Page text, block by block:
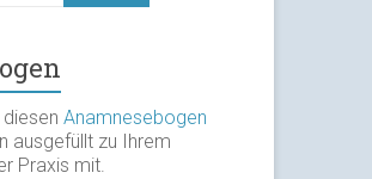
diesenAnamnesebogen
ausgefüllt zu Ihrem
Praxis mit.